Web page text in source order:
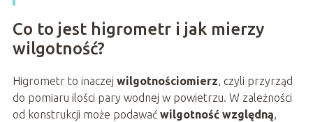
Co to jest higrometr i jak mierzy
wilgotność?
Higrometr to inaczej wilgotnościomierz, czyli przyrząd
do pomiaru ilości pary wodnej w powietrzu. W zależności
od konstrukcji może podawać wilgotność względną,